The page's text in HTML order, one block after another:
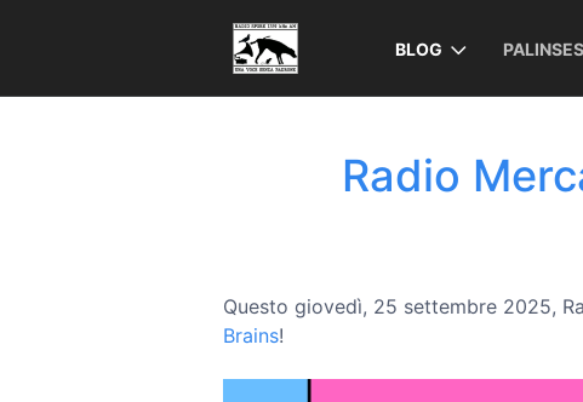
BLOG
Radio
Questo giovedì, 25 settembre 2025,
Brains!